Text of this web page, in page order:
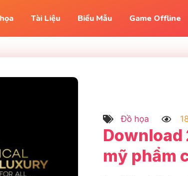
Tài Liệu Biểu Mẫu Game Offline
Đồ họa
Download
mỹ phẩm